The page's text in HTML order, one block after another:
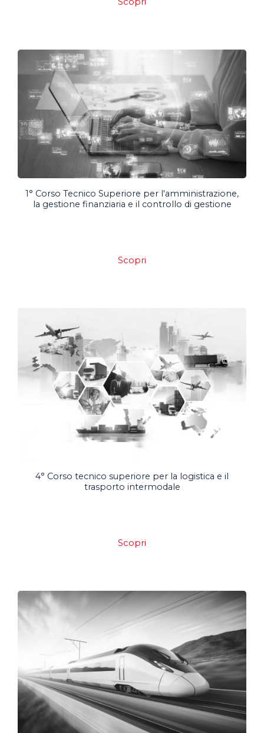
1° Corso Tecnico Superiore per l'amministrazione,
la gestione finanziaria e il controllo di gestione
Scopri
4° Corso tecnico superiore per la logistica e il
trasporto intermodale
Scopri